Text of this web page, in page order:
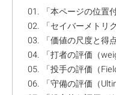
01. 「本ページの位置
02. 「セイバーメトリ
03. 「価値の尺度と得
04. 「打者の評価（
05. 「投手の評価（
06. 「守備の評価（